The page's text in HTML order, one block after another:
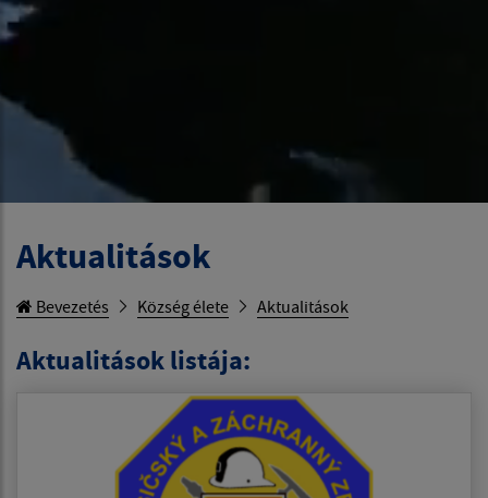
Aktualitások
Bevezetés Község élete Aktualitások
Aktualitások listája: